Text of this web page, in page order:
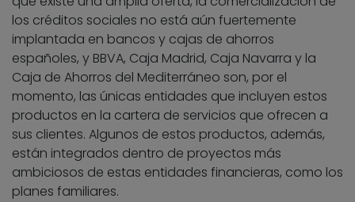
los créditos sociales no está aún fuertemente
implantada en bancos y cajas de ahorros
españoles, y BBVA, Caja Madrid, Caja Navarra y la
Caja de Ahorros del Mediterráneo son, por el
momento, las únicas entidades que incluyen estos
productos en la cartera de servicios que ofrecen a
sus clientes. Algunos de estos productos, además,
están integrados dentro de proyectos más
ambiciosos de estas entidades financieras, como los
planes familiares.